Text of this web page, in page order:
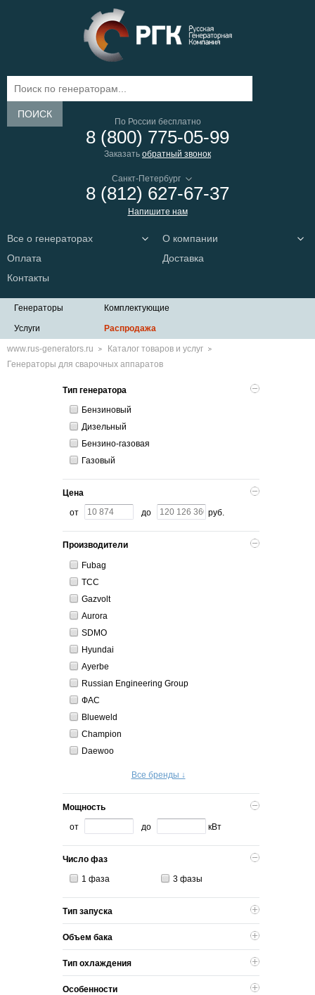
ПОИСК
По России бесплатно
8 (800) 775-05-99
Заказать обратный звонок
8 (812) 627-67-37
Напишите нам
Все о генераторах
О компании
Оплата
Доставка
Контакты
Генераторы Комплектующие
Услуги Распродажа
www.rus-generators.ru
Каталог товаров и услуг
Генераторы для сварочных аппаратов
Тип генератора
Бензиновый
Дизельный
Бензино-газовая
Газовый
Цена
от до руб.
Производители
Fubag
ТСС
Gazvolt
Aurora
SDMO
Hyundai
Ayerbe
Russian Engineering Group
ФАС
Blueweld
Champion
Daewoo
Все бренды ↓
Мощность
от до кВт
Число фаз
1 фаза 3 фазы
Тип запуска
Объем бака
Тип охлаждения
Особенности